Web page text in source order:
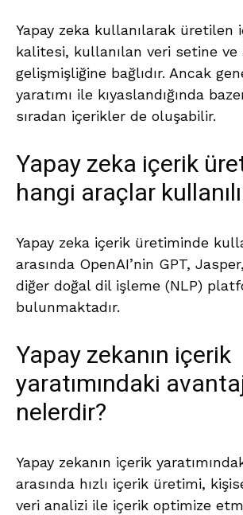
Yapay zeka kullanılarak üretilen
kalitesi, kullanılan veri setine ve
gelişmişliğine bağlıdır. Ancak
yaratımı ile kıyaslandığında
sıradan içerikler de oluşabilir.
Yapay zeka içerik
hangi araçlar
Yapay zeka içerik üretiminde
arasında OpenAI’nin GPT,
diğer doğal dil işleme (NLP)
bulunmaktadır.
Yapay zekanın içerik
yaratımındaki
nelerdir?
Yapay zekanın içerik
arasında hızlı içerik üretimi,
veri analizi ile içerik optimize